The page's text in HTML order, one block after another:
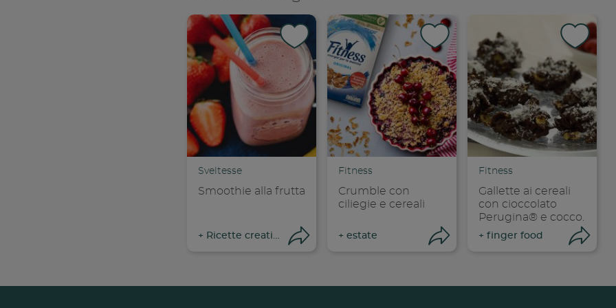
Condividi su facebook
Copia link
Condividi su
Copia link
Sveltesse
Smoothie alla frutta
+ Ricette creative Apri condivisione
Fitness
Crumble con
ciliegie e cereali
+ estate Apri condivisione
Fitness
Gallette ai cereali
con cioccolato
Perugina® e cocco.
+ finger food